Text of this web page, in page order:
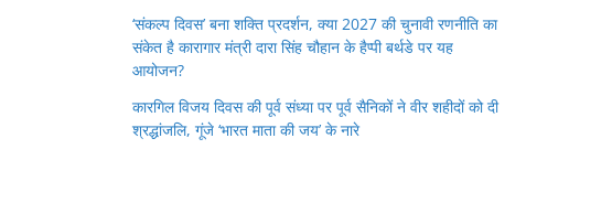
‘संकल्प दिवस’ बना शक्ति प्रदर्शन, क्या 2027 की चुनावी रणनीति का
संकेत है कारागार मंत्री दारा सिंह चौहान के हैप्पी बर्थडे पर यह
आयोजन?
कारगिल विजय दिवस की पूर्व संध्या पर पूर्व सैनिकों ने वीर शहीदों को दी
श्रद्धांजलि, गूंजे ‘भारत माता की जय’ के नारे